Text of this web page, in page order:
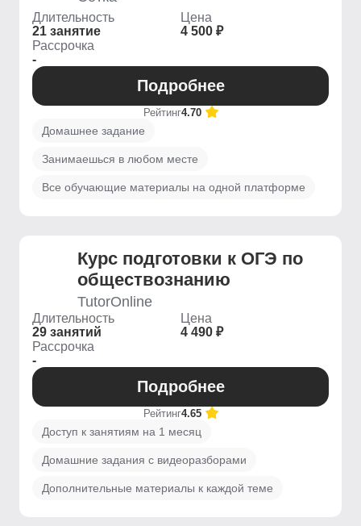
Длительность
21 занятие
Цена
4 500 ₽
Рассрочка
-
Подробнее
Рейтинг4.70
Домашнее задание
Занимаешься в любом месте
Все обучающие материалы на одной платформе
Курс подготовки к ОГЭ по
обществознанию
TutorOnline
Длительность
29 занятий
Цена
4 490 ₽
Рассрочка
-
Подробнее
Рейтинг4.65
Доступ к занятиям на 1 месяц
Домашние задания с видеоразборами
Дополнительные материалы к каждой теме